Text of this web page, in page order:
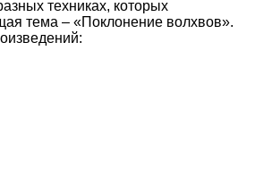
техниках, которых
тема – «Поклонение волхвов».